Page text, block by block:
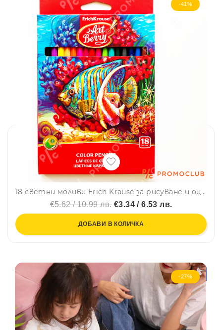
-41%
18 светни моливи Erich Krause за рисуване и оцветяване
€5.62 / 10.99 лв.€3.34 / 6.53 лв.
ДОБАВИ В КОЛИЧКА
-27%